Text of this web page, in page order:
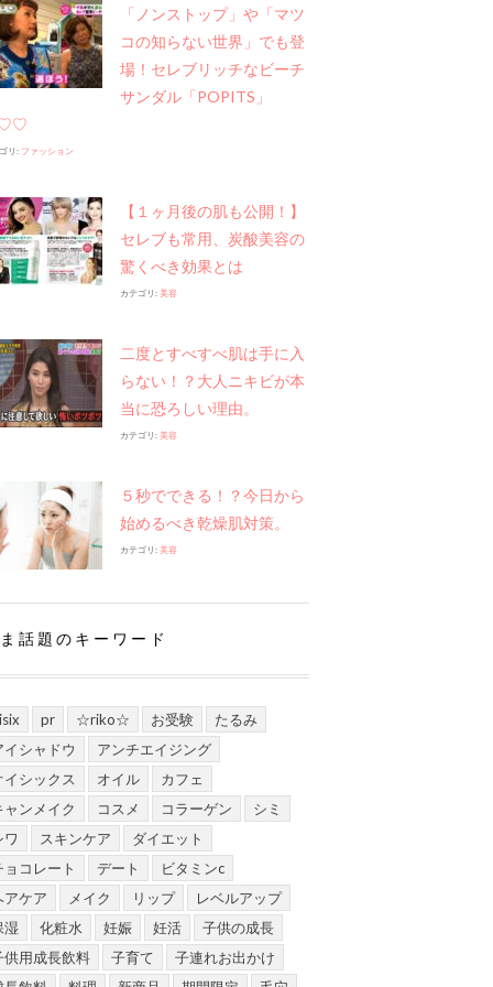
「ノンストップ」や​「マツ
コの知らない世界」でも登
場！セレブリッチなビーチ
サンダル「POPITS」
リ: ファッション
【１ヶ月後の肌も公開！】
セレブも常用、炭酸美容の
驚くべき効果とは
カテゴリ: 美容
二度とすべすべ肌は手に入
らない！？大人ニキビが本
当に恐ろしい理由。
カテゴリ: 美容
５秒でできる！？今日から
始めるべき乾燥肌対策。
カテゴリ: 美容
話題のキーワード
pr ☆riko☆ お受験
たるみ
イシャドウ
アンチエイジング
イシックス
オイル
カフェ
ャンメイク
コスメ コラーゲン
シミ
ワ
スキンケア
ダイエット
ョコレート
デート
ビタミンc
アケア
メイク リップ
レベルアップ
湿
化粧水 妊娠 妊活
子供の成長
供用成長飲料
子育て
子連れお出かけ